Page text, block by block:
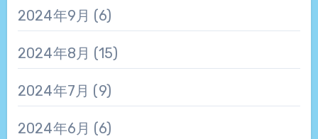
2024年9月 (6)
2024年8月 (15)
2024年7月 (9)
2024年6月 (6)